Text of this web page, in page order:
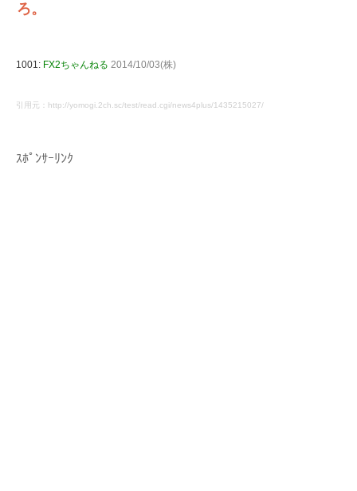
ろ。
1001: FX2ちゃんねる 2014/10/03(株)
引用元：http://yomogi.2ch.sc/test/read.cgi/news4plus/1435215027/
ｽﾎﾟﾝｻｰﾘﾝｸ